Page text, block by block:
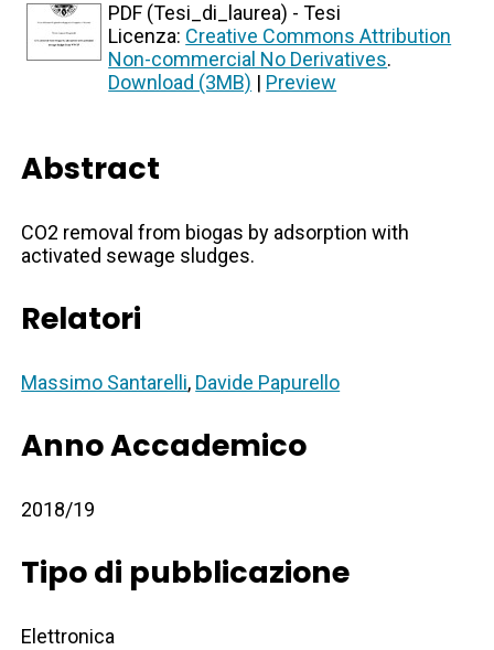
PDF (Tesi_di_laurea) - Tesi
Licenza: Creative Commons Attribution
Non-commercial No Derivatives.
Download (3MB) | Preview
Abstract
CO2 removal from biogas by adsorption with
activated sewage sludges.
Relatori
Massimo Santarelli, Davide Papurello
Anno Accademico
2018/19
Tipo di pubblicazione
Elettronica